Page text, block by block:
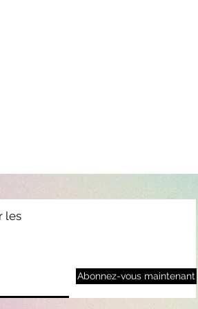
les
Abonnez-vous maintenant